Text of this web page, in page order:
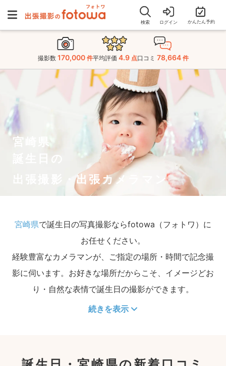
検索 ログイン かんたん予約
撮影数 170,000 件平均評価 4.9 点口コミ 78,664 件
宮崎県
誕生日の
出張撮影・出張カメラマン
宮崎県で誕生日の写真撮影ならfotowa（フォトワ）に
お任せください。
経験豊富なカメラマンが、ご指定の場所・時間で記念撮
影に伺います。お好きな場所だからこそ、イメージどお
り・自然な表情で誕生日の撮影ができます。
続きを表示